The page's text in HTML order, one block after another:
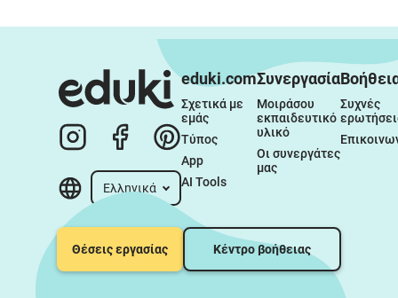
Ελληνικά
eduki.com
Σχετικά με
εμάς
Τύπος
App
AI Tools
Συνεργασία
Μοιράσου
εκπαιδευτικό
υλικό
Οι συνεργάτες
μας
Συχνές
Θέσεις εργασίας Κέντρο βοήθειας